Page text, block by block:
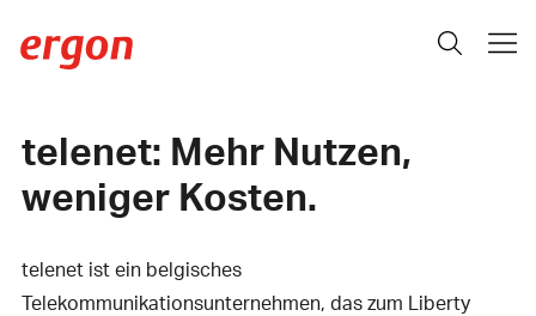
telenet: Mehr Nutzen,
weniger Kosten.
telenet ist ein belgisches
Telekommunikationsunternehmen, das zum Liberty